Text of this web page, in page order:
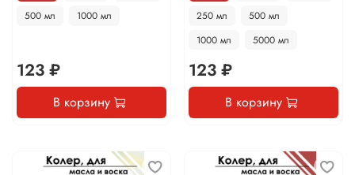
500 мл
1000 мл
123 ₽
В корзину
250 мл
500 мл
1000 мл
5000 мл
123 ₽
В корзину